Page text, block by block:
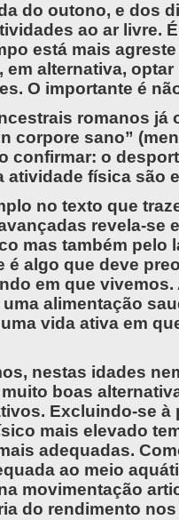
do outono, e dos
ao ar livre.
está mais
em alternativa,
O importante é
romanos já
corpore sano”
confirmar: o
atividade física são
no texto que
revela-se
mas também pelo
é algo que deve
em que
uma alimentação
vida ativa em
nestas idades
boas
Excluindo-se
mais elevado
adequadas.
ao meio
movimentação
do rendimento